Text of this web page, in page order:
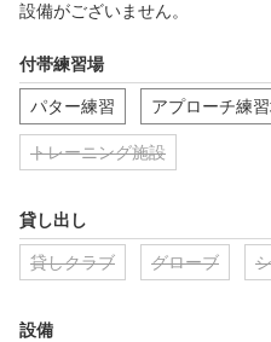
設備がございません。
付帯練習場
パター練習 アプローチ練
トレーニング施設
貸し出し
貸しクラブ グローブ
設備